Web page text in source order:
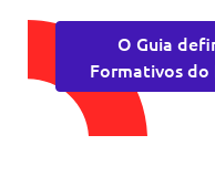
O Guia
Formativos do